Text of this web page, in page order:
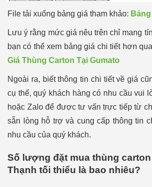
File tải xuống bảng giá tham khảo:
Lưu ý rằng mức giá nêu trên chỉ mang
bạn có thể xem bảng giá chi tiết hơn
Giá Thùng Carton Tại Gumato
Ngoài ra, biết thông tin chi tiết về giá
cụ thể, quý khách hàng có nhu cầu vui
hoặc Zalo để được tư vấn trực tiếp từ
sẵn lòng hỗ trợ và cung cấp thông tin
nhu cầu của quý khách.
Số lượng đặt mua thùng
Thạnh tối thiểu là bao nhiêu?